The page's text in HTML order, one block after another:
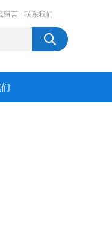
留言 联系我们